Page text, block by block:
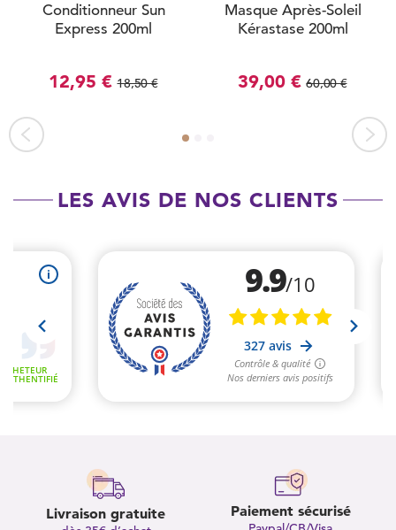
Conditionneur Sun
Express 200ml
12,95 € 18,50 €
Masque Après-Soleil
Kérastase 200ml
39,00 € 60,00 €
LES AVIS DE NOS CLIENTS
Livraison gratuite Paiement sécurisé